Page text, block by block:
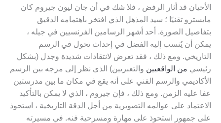
الأحيان قد أثار الرفض ، فلا شك في أن جان ليون جيروم كان
مايسترو تقنيًا ؛ سيد المذهل الذي افتخر باهتمامه الدقيق
بتفاصيل الصورة. أحد أشهر الرسامين الفرنسيين في جيله ،
يمكن أن يُنسب إليه الفضل في إحداث تحول في الرسم
التاريخي. ومع ذلك ، فقد تعرض لانتقادات شديدة وجدل (بشكل
رئيسي من الواقعيين والتعبريين) الذي نظر إلى مزجه بين الرسم
الأكاديمي والرسم الفني على أنه يقع في مكان ما بين مدرستين
عفا عليه الزمن. ومع ذلك ، فإن جيروم ، الذي لا يمكن بالتأكيد
الاعتماد على عوالمه التصويرية من أجل الدقة التاريخية ، استحوذ
على جمهور استحوذ على مهارة ومسرحية فنه. في مسيرته